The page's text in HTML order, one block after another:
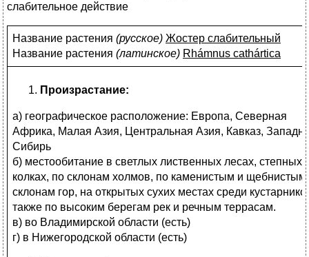
слабительное действие
Название растения (русское) Жостер слабительный
Название растения (латинское) Rhámnus cathártica
Произрастание:
а) географическое расположение: Европа, Северная
Африка, Малая Азия, Центральная Азия, Кавказ,
Сибирь
б) местообитание в светлых лиственных лесах, степных
колках, по склонам холмов, по каменистым и щебнистым
склонам гор, на открытых сухих местах среди
также по высоким берегам рек и речным террасам.
в) во Владимирской области (есть)
г) в Нижегородской области (есть)